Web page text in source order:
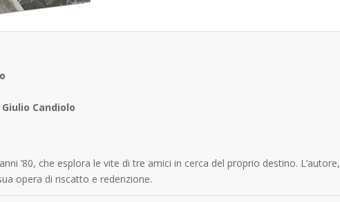
Giulio Candiolo
’80, che esplora le vite di tre amici in cerca del proprio destino. L’autore,
opera di riscatto e redenzione.